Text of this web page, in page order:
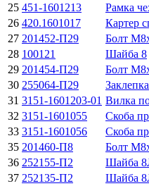
25 451-1601213 Рамка
26 420.1601017 Картер
27 201452-П29 Болт
28 100121 Шайба 8
29 201454-П29 Болт
30 255064-П29
31 3151-1601203-01 Вилка
32 3151-1601055 Скоба
33 3151-1601056 Скоба
35 201460-П8 Болт
36 252155-П2 Шайба
37 252135-П2 Шайба